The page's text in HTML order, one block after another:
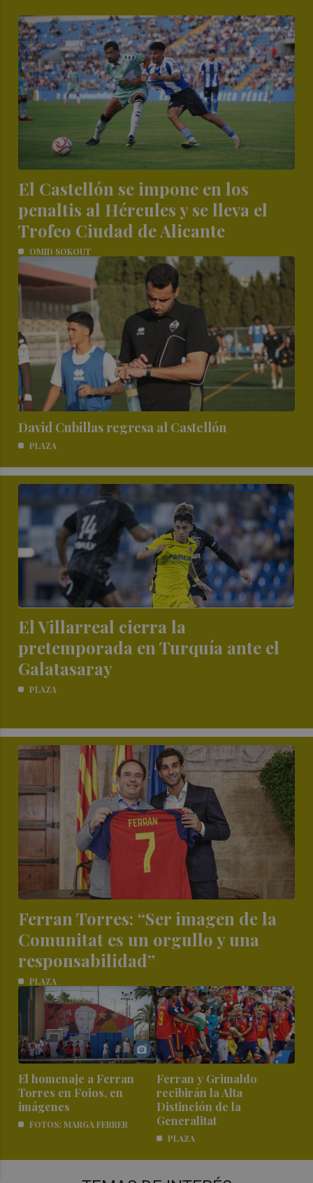
El Castellón se impone en los
penaltis al Hércules y se lleva el
Trofeo Ciudad de Alicante
OMID SOKOUT
David Cubillas regresa al Castellón
PLAZA
El Villarreal cierra la
pretemporada en Turquía ante el
Galatasaray
PLAZA
Ferran Torres: “Ser imagen de la
Comunitat es un orgullo y una
responsabilidad”
PLAZA
El homenaje a Ferran
Torres en Foios, en
imágenes
FOTOS: MARGA FERRER
Ferran y Grimaldo
recibirán la Alta
Distinción de la
Generalitat
PLAZA